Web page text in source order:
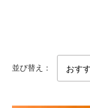
並び替え：